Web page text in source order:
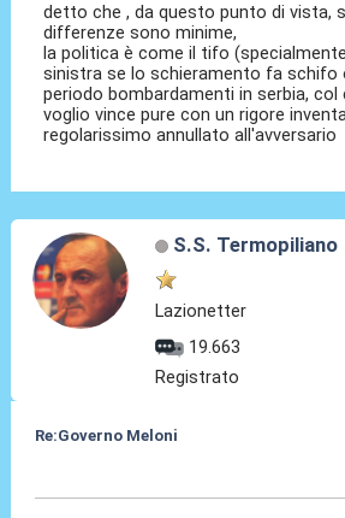
detto che , da questo punto di vista,
differenze sono minime,
la politica è come il tifo
sinistra se lo schieramento fa schifo
periodo bombardamenti in serbia,
voglio vince pure con un rigore
regolarissimo annullato all'avversario
S.S. Termopiliano
Lazionetter
19.663
Registrato
Re:Governo Meloni